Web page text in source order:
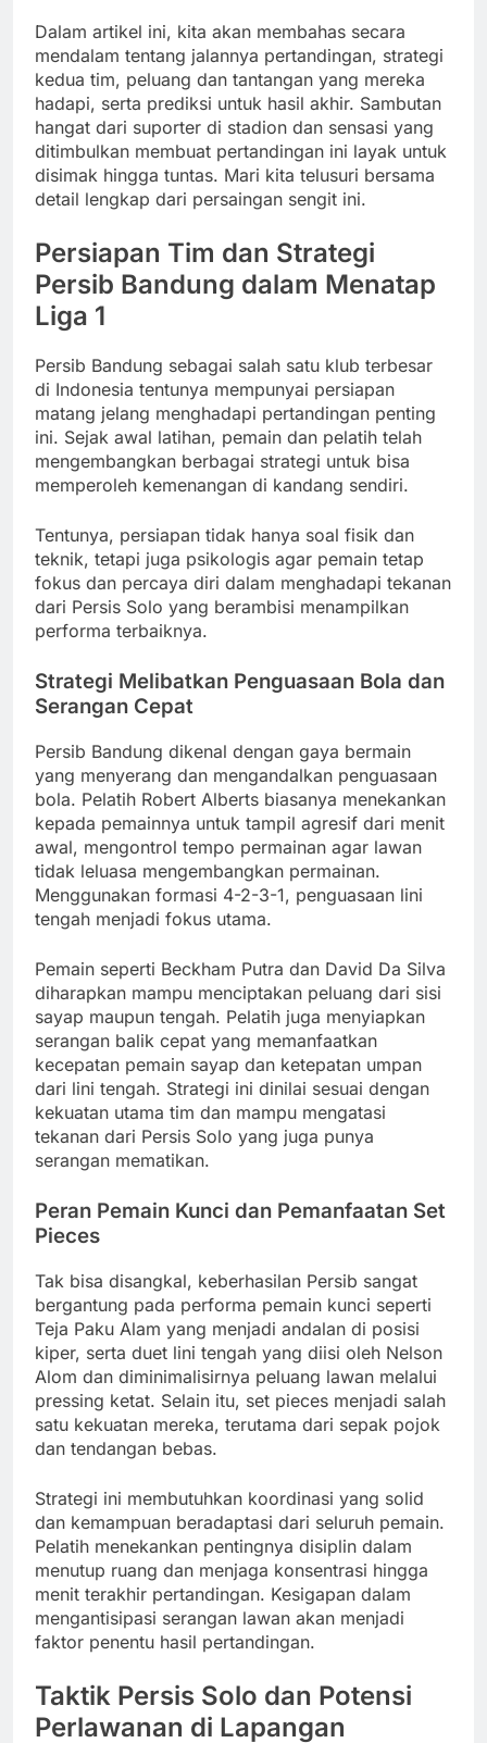
Dalam artikel ini, kita akan membahas secara
mendalam tentang jalannya pertandingan, strategi
kedua tim, peluang dan tantangan yang mereka
hadapi, serta prediksi untuk hasil akhir. Sambutan
hangat dari suporter di stadion dan sensasi yang
ditimbulkan membuat pertandingan ini layak untuk
disimak hingga tuntas. Mari kita telusuri bersama
detail lengkap dari persaingan sengit ini.
Persiapan Tim dan Strategi
Persib Bandung dalam Menatap
Liga 1
Persib Bandung sebagai salah satu klub terbesar
di Indonesia tentunya mempunyai persiapan
matang jelang menghadapi pertandingan penting
ini. Sejak awal latihan, pemain dan pelatih telah
mengembangkan berbagai strategi untuk bisa
memperoleh kemenangan di kandang sendiri.
Tentunya, persiapan tidak hanya soal fisik dan
teknik, tetapi juga psikologis agar pemain tetap
fokus dan percaya diri dalam menghadapi tekanan
dari Persis Solo yang berambisi menampilkan
performa terbaiknya.
Strategi Melibatkan Penguasaan Bola dan
Serangan Cepat
Persib Bandung dikenal dengan gaya bermain
yang menyerang dan mengandalkan penguasaan
bola. Pelatih Robert Alberts biasanya menekankan
kepada pemainnya untuk tampil agresif dari menit
awal, mengontrol tempo permainan agar lawan
tidak leluasa mengembangkan permainan.
Menggunakan formasi 4-2-3-1, penguasaan lini
tengah menjadi fokus utama.
Pemain seperti Beckham Putra dan David Da Silva
diharapkan mampu menciptakan peluang dari sisi
sayap maupun tengah. Pelatih juga menyiapkan
serangan balik cepat yang memanfaatkan
kecepatan pemain sayap dan ketepatan umpan
dari lini tengah. Strategi ini dinilai sesuai dengan
kekuatan utama tim dan mampu mengatasi
tekanan dari Persis Solo yang juga punya
serangan mematikan.
Peran Pemain Kunci dan Pemanfaatan Set
Pieces
Tak bisa disangkal, keberhasilan Persib sangat
bergantung pada performa pemain kunci seperti
Teja Paku Alam yang menjadi andalan di posisi
kiper, serta duet lini tengah yang diisi oleh Nelson
Alom dan diminimalisirnya peluang lawan melalui
pressing ketat. Selain itu, set pieces menjadi salah
satu kekuatan mereka, terutama dari sepak pojok
dan tendangan bebas.
Strategi ini membutuhkan koordinasi yang solid
dan kemampuan beradaptasi dari seluruh pemain.
Pelatih menekankan pentingnya disiplin dalam
menutup ruang dan menjaga konsentrasi hingga
menit terakhir pertandingan. Kesigapan dalam
mengantisipasi serangan lawan akan menjadi
faktor penentu hasil pertandingan.
Taktik Persis Solo dan Potensi
Perlawanan di Lapangan